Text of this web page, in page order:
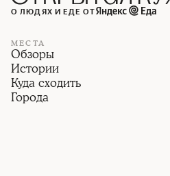
О ЛЮДЯХ И ЕДЕ ОТ
МЕСТА
Обзоры
Истории
Куда сходить
Города